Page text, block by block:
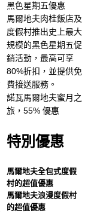
黑色星期五優惠
馬爾地夫肉桂飯店及
度假村推出史上最大
規模的黑色星期五促
銷活動，最高可享
80%折扣，並提供免
費接送服務。
諾瓦馬爾地夫蜜月之
旅，55% 優惠
特別優惠
馬爾地夫全包式度假
村的超值優惠
馬爾地夫浪漫度假村
的超值優惠